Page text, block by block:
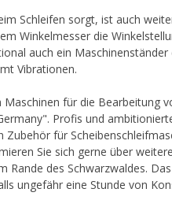
Schleifen sorgt, ist auch
Winkelmesser die
auch ein
Vibrationen.
für die Bearbeitung
Profis und
für
Sie sich gerne über
Rande des Schwarzwaldes.
ungefähr eine Stunde von